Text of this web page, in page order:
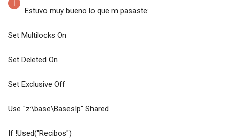
Estuvo muy bueno lo que m pasaste:
Set Multilocks On
Set Deleted On
Set Exclusive Off
Use "z:\base\BasesIp" Shared
If !Used("Recibos")